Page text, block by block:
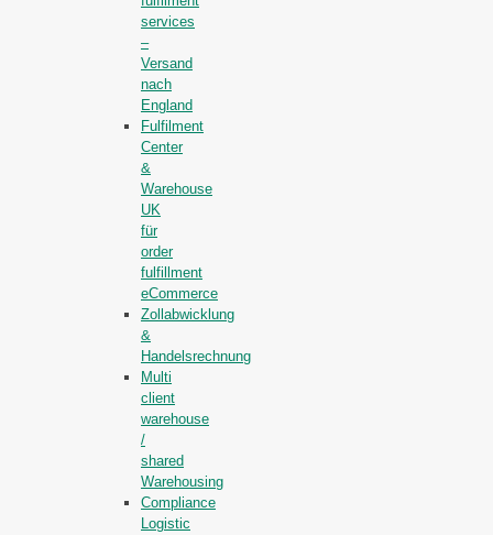
services
–
Versand
nach
England
Fulfilment
Center
&
Warehouse
UK
für
order
fulfillment
eCommerce
Zollabwicklung
&
Handelsrechnung
Multi
client
warehouse
/
shared
Warehousing
Compliance
Logistic